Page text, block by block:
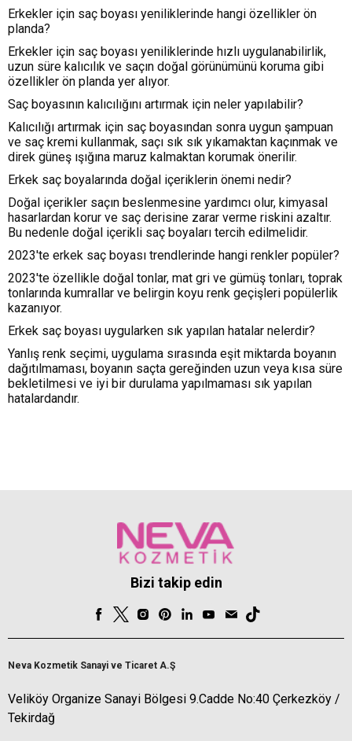
Erkekler için saç boyası yeniliklerinde hangi özellikler ön
planda?
Erkekler için saç boyası yeniliklerinde hızlı uygulanabilirlik,
uzun süre kalıcılık ve saçın doğal görünümünü koruma gibi
özellikler ön planda yer alıyor.
Saç boyasının kalıcılığını artırmak için neler yapılabilir?
Kalıcılığı artırmak için saç boyasından sonra uygun şampuan
ve saç kremi kullanmak, saçı sık sık yıkamaktan kaçınmak ve
direk güneş ışığına maruz kalmaktan korumak önerilir.
Erkek saç boyalarında doğal içeriklerin önemi nedir?
Doğal içerikler saçın beslenmesine yardımcı olur, kimyasal
hasarlardan korur ve saç derisine zarar verme riskini azaltır.
Bu nedenle doğal içerikli saç boyaları tercih edilmelidir.
2023'te erkek saç boyası trendlerinde hangi renkler popüler?
2023'te özellikle doğal tonlar, mat gri ve gümüş tonları, toprak
tonlarında kumrallar ve belirgin koyu renk geçişleri popülerlik
kazanıyor.
Erkek saç boyası uygularken sık yapılan hatalar nelerdir?
Yanlış renk seçimi, uygulama sırasında eşit miktarda boyanın
dağıtılmaması, boyanın saçta gereğinden uzun veya kısa süre
bekletilmesi ve iyi bir durulama yapılmaması sık yapılan
hatalardandır.
Bizi takip edin
Neva Kozmetik Sanayi ve Ticaret A.Ş
Veliköy Organize Sanayi Bölgesi 9.Cadde No:40 Çerkezköy /
Tekirdağ